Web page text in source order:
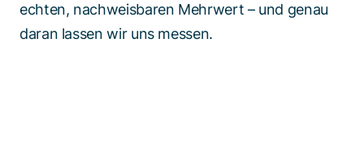
echten, nachweisbaren Mehrwert – und genau
daran lassen wir uns messen.